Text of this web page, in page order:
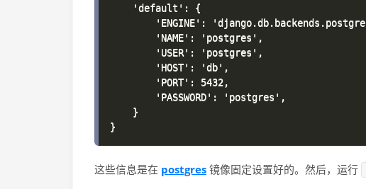
    'default': {
'ENGINE':
        'NAME': 'postgres',
        'USER': 'postgres',
        'HOST': 'db',
        'PORT': 5432,
        'PASSWORD': 'postgres',
    }
这些信息是在 postgres 镜像固定设置好的。然后，运行